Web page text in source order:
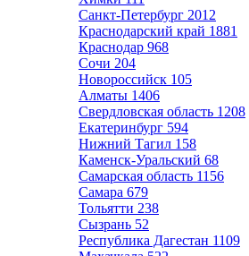
Санкт-Петербург 2012
Краснодарский край 1881
Краснодар 968
Сочи 204
Новороссийск 105
Алматы 1406
Свердловская область 1208
Екатеринбург 594
Нижний Тагил 158
Каменск-Уральский 68
Самарская область 1156
Самара 679
Тольятти 238
Сызрань 52
Республика Дагестан 1109